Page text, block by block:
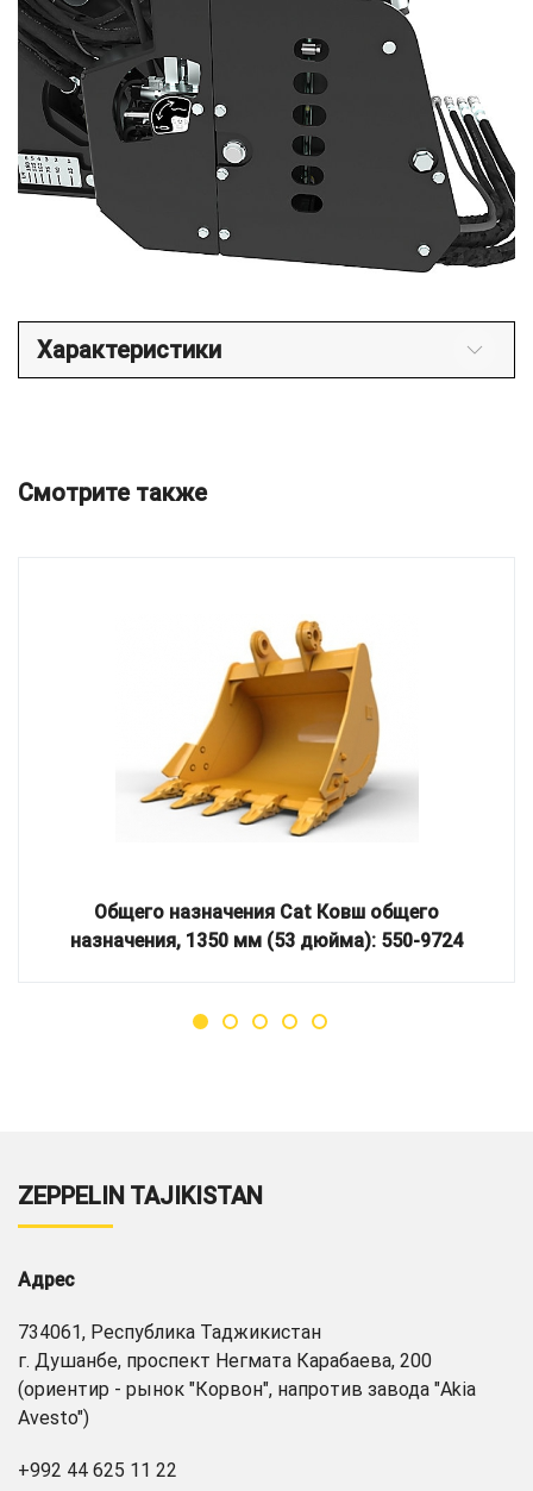
Характеристики
Смотрите также
Общего назначения Cat Ковш общего
назначения, 1350 мм (53 дюйма): 550-9724
ZEPPELIN TAJIKISTAN
Адрес
734061, Республика Таджикистан
г. Душанбе, проспект Негмата Карабаева, 200
(ориентир - рынок "Корвон", напротив завода "Akia
Avesto")
+992 44 625 11 22